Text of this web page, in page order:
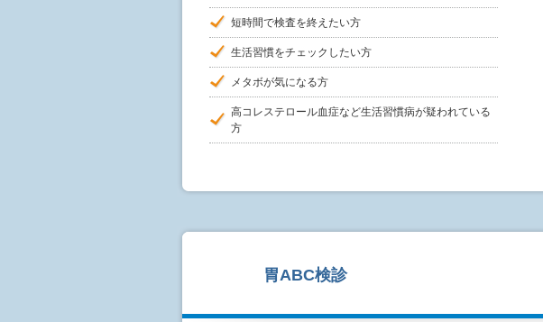
短時間で検査を終えたい方
生活習慣をチェックしたい方
メタボが気になる方
高コレステロール血症など生活習慣病が疑われている
方
胃ABC検診